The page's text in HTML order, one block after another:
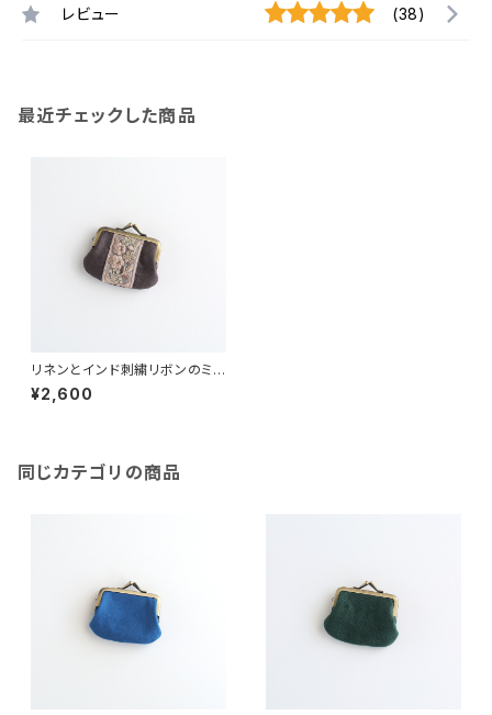
レビュー (38)
最近チェックした商品
リネンとインド刺繍リボンのミニ
がま口 チャコール
¥2,600
同じカテゴリの商品